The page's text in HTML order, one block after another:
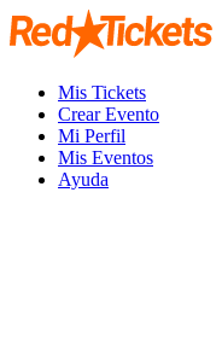
Mis Tickets
Crear Evento
Mi Perfil
Mis Eventos
Ayuda